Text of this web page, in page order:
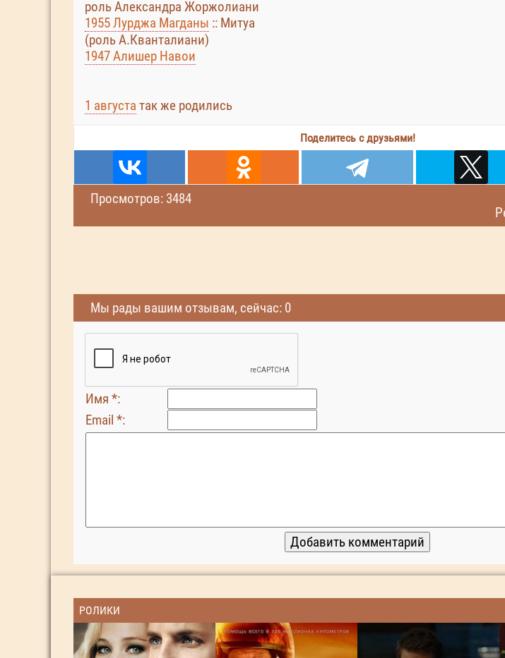
роль Александра Жоржолиани
1955 Лурджа Магданы :: Митуа
(роль А.Кванталиани)
1947 Алишер Навои
1 августа так же родились
Поделитесь с друзьями!
Просмотров: 3484
Мы рады вашим отзывам, сейчас: 0
Имя *:
Email *:
РОЛИКИ